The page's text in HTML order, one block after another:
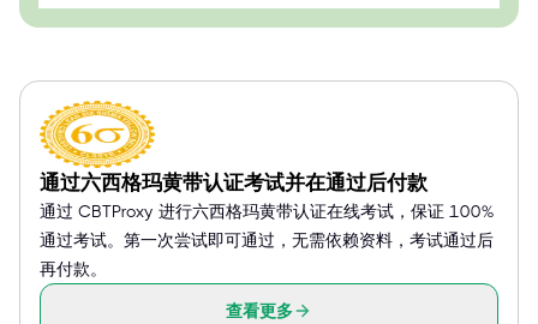
通过六西格玛黄带认证考试并在通过后付款
通过 CBTProxy 进行六西格玛黄带认证在线考试，保证 100%
通过考试。第一次尝试即可通过，无需依赖资料，考试通过后
再付款。
查看更多